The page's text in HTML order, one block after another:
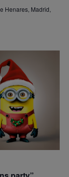
Henares, Madrid,